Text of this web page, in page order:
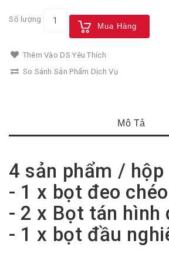
Số lượng
Mua Hàng
Thêm Vào DS Yêu Thích
So Sánh Sản Phẩm Dịch Vụ
Mô Tả
4 sản phẩm /
- 1 x bọt đeo chéo
- 2 x Bọt tán hình
- 1 x bọt đầu